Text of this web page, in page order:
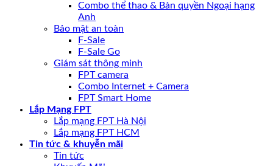
Combo thể thao & Bản quyền Ngoại hạng
Anh
Bảo mật an toàn
F-Sale
F-Sale Go
Giám sát thông minh
FPT camera
Combo Internet + Camera
FPT Smart Home
Lắp Mạng FPT
Lắp mạng FPT Hà Nội
Lắp mạng FPT HCM
Tin tức & khuyễn mãi
Tin tức